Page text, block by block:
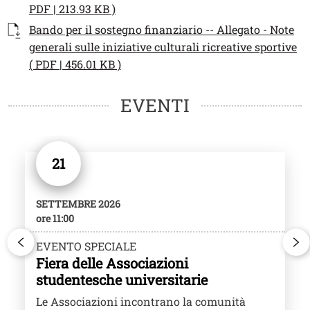
PDF | 213.93 KB )Apri il link in una nuova finestra
Documento
Bando per il sostegno finanziario -- Allegato - Note
generali sulle iniziative culturali ricreative sportive
( PDF | 456.01 KB )Apri il link in una nuova finestra
EVENTI
21
SETTEMBRE 2026
ore 11:00
EVENTO SPECIALE
Fiera delle Associazioni
studentesche universitarie
Le Associazioni incontrano la comunità